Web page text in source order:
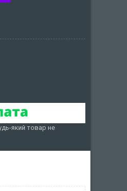
який товар не